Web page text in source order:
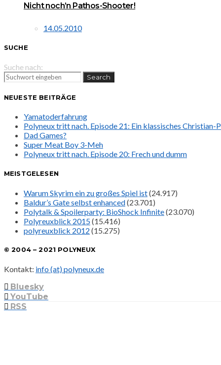
Nicht noch’n Pathos-Shooter!
14.05.2010
SUCHE
Suche nach:
Search
NEUESTE BEITRÄGE
Yamatoderfahrung
Polyneux tritt nach. Episode 21: Ein klassisches Christian-
Dad Games?
Super Meat Boy 3-Meh
Polyneux tritt nach. Episode 20: Frech und dumm
MEISTGELESEN
Warum Skyrim ein zu großes Spiel ist(24.917)
Baldur’s Gate selbst enhanced(23.701)
Polytalk & Spoilerparty: BioShock Infinite(23.070)
Polyreuxblick 2015(15.416)
polyreuxblick 2012 (15.275)
© 2004 – 2021 POLYNEUX
Kontakt: info (at) polyneux.de
Bluesky
YouTube
RSS